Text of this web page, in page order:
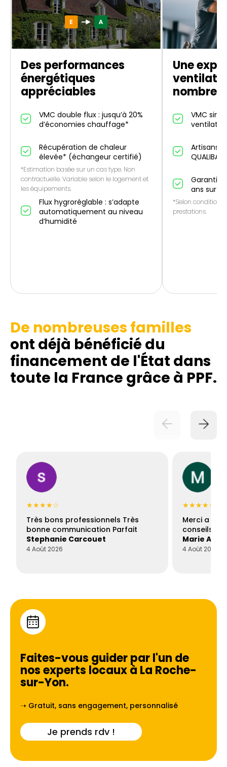
Des performances
énergétiques
appréciables
VMC double flux : jusqu’à 20%
d’économies chauffage*
Récupération de chaleur
élevée* (échangeur certifié)
*Estimation basée sur un cas type. Non
contractuelle. Variable selon le logement et
les équipements.
Flux hygroréglable : s’adapte
automatiquement au niveau
d’humidité
Une
VMC
Artisans
QUALIBAT
Garantie
ans sur
*Selon conditions
prestations.
De nombreuses familles
ont déjà bénéficié du
financement de l'État dans
toute la France grâce à PPF.
★★★★☆
Très bons professionnels Très
bonne communication Parfait
Stephanie Carcouet
4 Août 2026
★★★★★
Merci a
conseils
Marie
4 Août 2026
Faites-vous guider par l'un de
nos experts locaux à La Roche-
sur-Yon.
➝ Gratuit, sans engagement, personnalisé
Je prends rdv !